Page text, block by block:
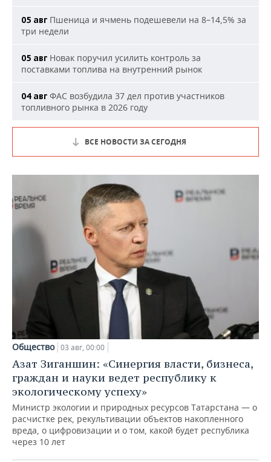
05 авг Пшеница и ячмень подешевели на 8–14,5% за
три недели
05 авг Новак поручил усилить контроль за
поставками топлива на внутренний рынок
04 авг ФАС возбудила 37 дел против участников
топливного рынка в 2026 году
ВСЕ НОВОСТИ ЗА СЕГОДНЯ
Общество 03 авг, 00:00
Азат Зиганшин: «Синергия власти, бизнеса,
граждан и науки ведет республику к
экологическому успеху»
Министр экологии и природных ресурсов Татарстана — о
расчистке рек, рекультивации объектов накопленного
вреда, о цифровизации и о том, какой будет республика
через 10 лет